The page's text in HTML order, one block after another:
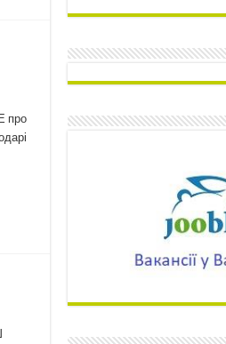
про